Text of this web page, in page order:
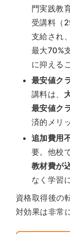
門実践教
受講料（
支給され
最大70%
に抑える
最安値ク
講料は、
最安値ク
済的メリ
追加費用
要。他校
教材費が
なく学習
資格取得後の
対効果は非常